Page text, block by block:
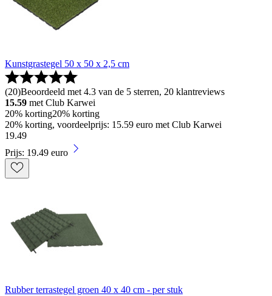
Kunstgrastegel 50 x 50 x 2,5 cm
(20)Beoordeeld met 4.3 van de 5 sterren, 20 klantreviews
15.59 met Club Karwei
20% korting20% korting
20% korting, voordeelprijs: 15.59 euro met Club Karwei
19.49
Prijs: 19.49 euro
Rubber terrastegel groen 40 x 40 cm - per stuk